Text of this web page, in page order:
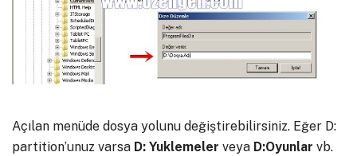
Açılan menüde dosya yolunu değiştirebilirsiniz. Eğer D:
partition’unuz varsa D: Yuklemeler veya D:Oyunlar vb.